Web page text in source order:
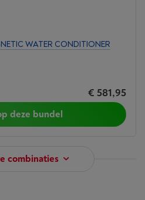
WATER CONDITIONER
€ 581,95
deze bundel
combinaties